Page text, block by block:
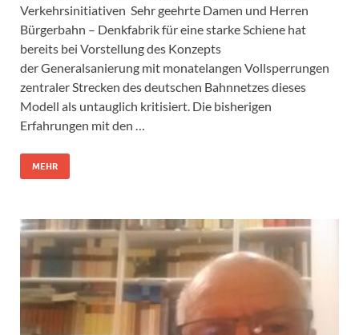
Verkehrsinitiativen Sehr geehrte Damen und Herren
Bürgerbahn – Denkfabrik für eine starke Schiene hat
bereits bei Vorstellung des Konzepts
der Generalsanierung mit monatelangen Vollsperrungen
zentraler Strecken des deutschen Bahnnetzes dieses
Modell als untauglich kritisiert. Die bisherigen
Erfahrungen mit den …
MEHR